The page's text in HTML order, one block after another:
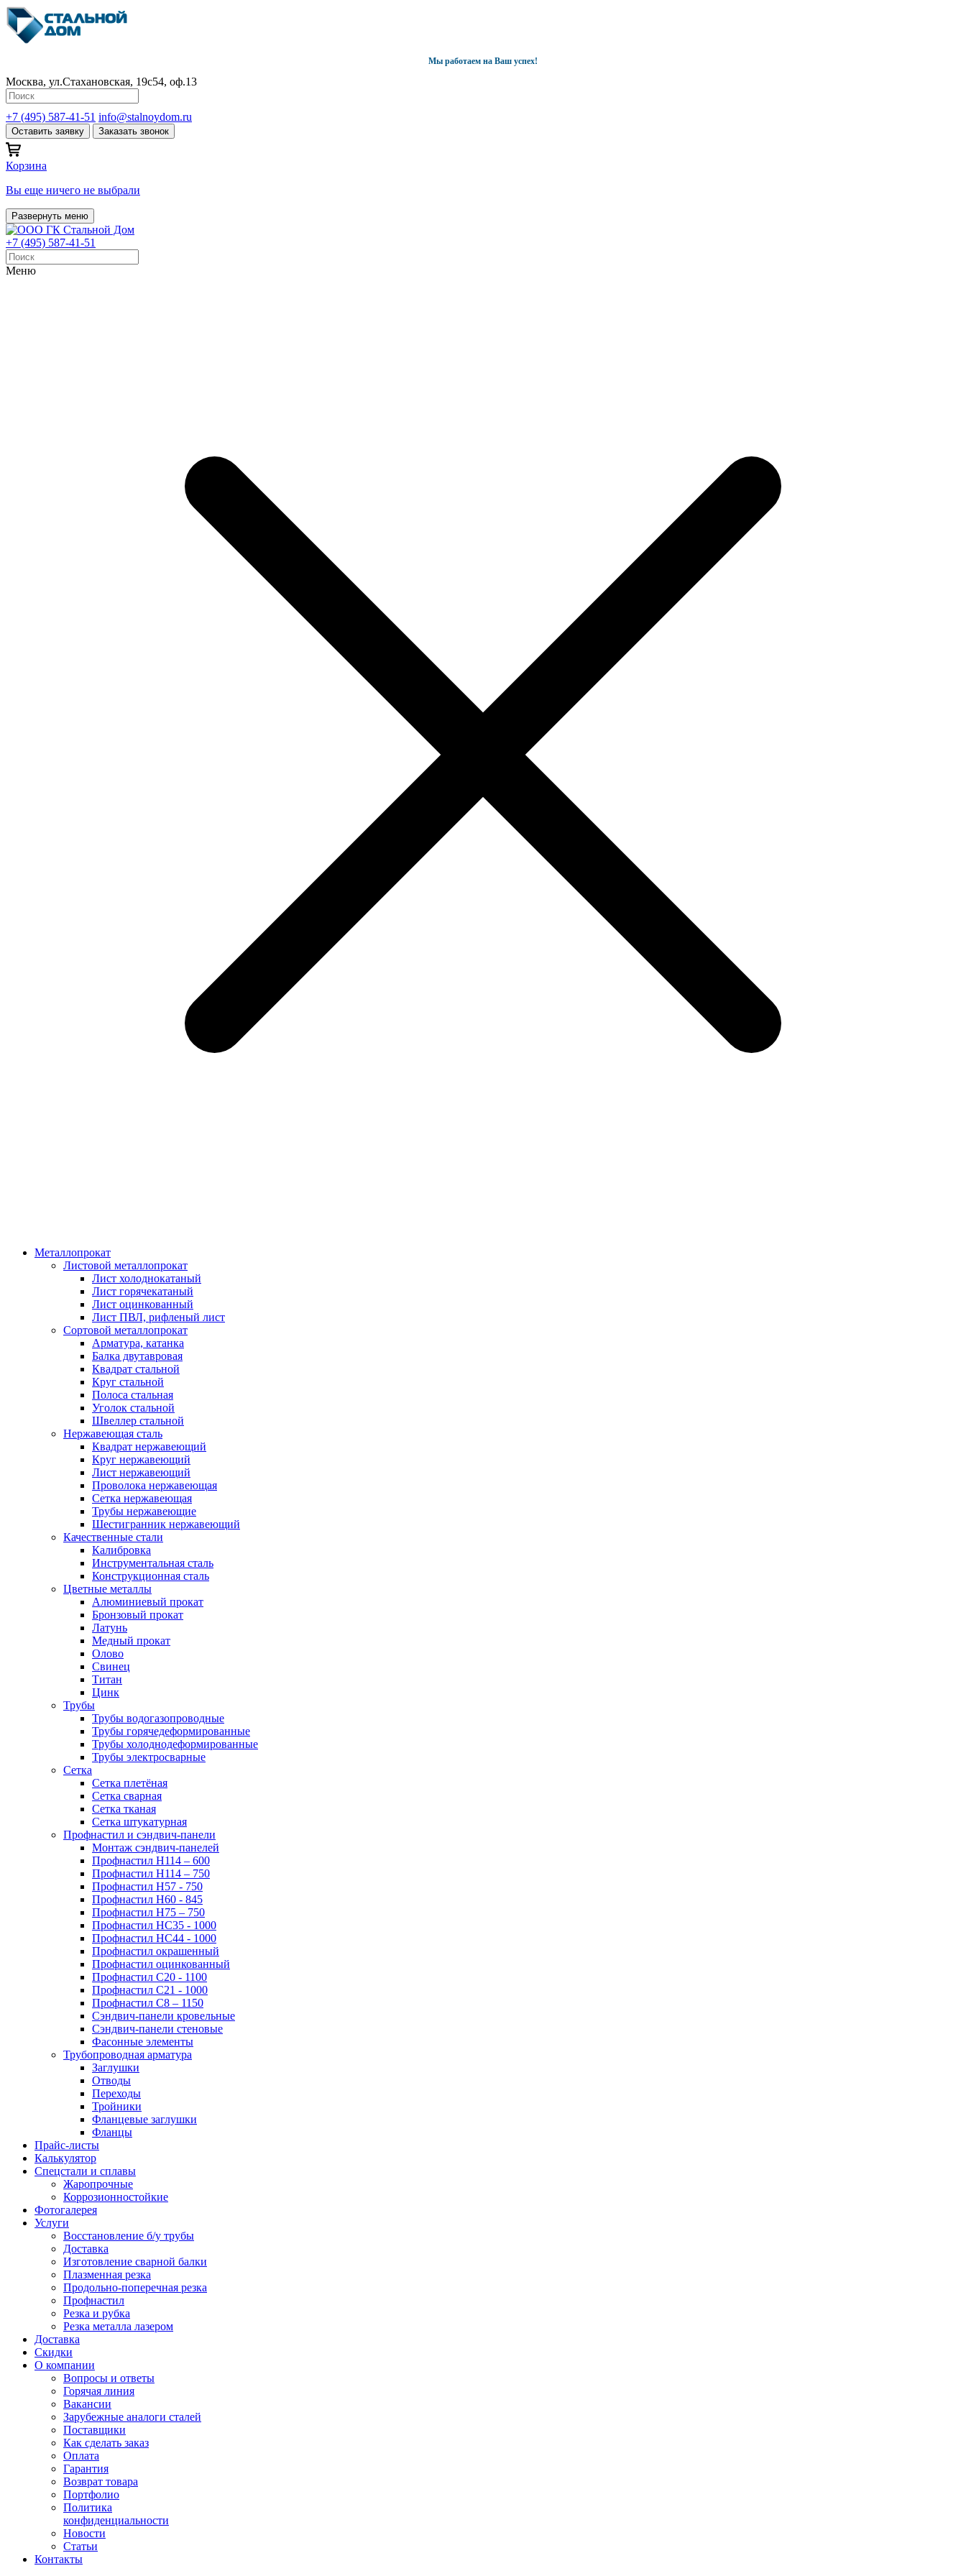
Мы работаем на Ваш успех!
Москва, ул.Стахановская, 19с54, оф.13
+7 (495) 587-41-51 info@stalnoydom.ru
Оставить заявку Заказать звонок
Корзина
Вы еще ничего не выбрали
Развернуть меню
+7 (495) 587-41-51
Меню
Металлопрокат
Листовой металлопрокат
Лист холоднокатаный
Лист горячекатаный
Лист оцинкованный
Лист ПВЛ, рифленый лист
Сортовой металлопрокат
Арматура, катанка
Балка двутавровая
Квадрат стальной
Круг стальной
Полоса стальная
Уголок стальной
Швеллер стальной
Нержавеющая сталь
Квадрат нержавеющий
Круг нержавеющий
Лист нержавеющий
Проволока нержавеющая
Сетка нержавеющая
Трубы нержавеющие
Шестигранник нержавеющий
Качественные стали
Калибровка
Инструментальная сталь
Конструкционная сталь
Цветные металлы
Алюминиевый прокат
Бронзовый прокат
Латунь
Медный прокат
Олово
Свинец
Титан
Цинк
Трубы
Трубы водогазопроводные
Трубы горячедеформированные
Трубы холоднодеформированные
Трубы электросварные
Сетка
Сетка плетёная
Сетка сварная
Сетка тканая
Сетка штукатурная
Профнастил и сэндвич-панели
Монтаж сэндвич-панелей
Профнастил Н114 – 600
Профнастил Н114 – 750
Профнастил Н57 - 750
Профнастил Н60 - 845
Профнастил Н75 – 750
Профнастил НС35 - 1000
Профнастил НС44 - 1000
Профнастил окрашенный
Профнастил оцинкованный
Профнастил С20 - 1100
Профнастил С21 - 1000
Профнастил С8 – 1150
Сэндвич-панели кровельные
Сэндвич-панели стеновые
Фасонные элементы
Трубопроводная арматура
Заглушки
Отводы
Переходы
Тройники
Фланцевые заглушки
Фланцы
Прайс-листы
Калькулятор
Спецстали и сплавы
Жаропрочные
Коррозионностойкие
Фотогалерея
Услуги
Восстановление б/у трубы
Доставка
Изготовление сварной балки
Плазменная резка
Продольно-поперечная резка
Профнастил
Резка и рубка
Резка металла лазером
Доставка
Скидки
О компании
Вопросы и ответы
Горячая линия
Вакансии
Зарубежные аналоги сталей
Поставщики
Как сделать заказ
Оплата
Гарантия
Возврат товара
Портфолио
Политика
конфиденциальности
Новости
Статьи
Контакты